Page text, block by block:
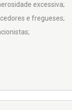
excessiva;
e fregueses;